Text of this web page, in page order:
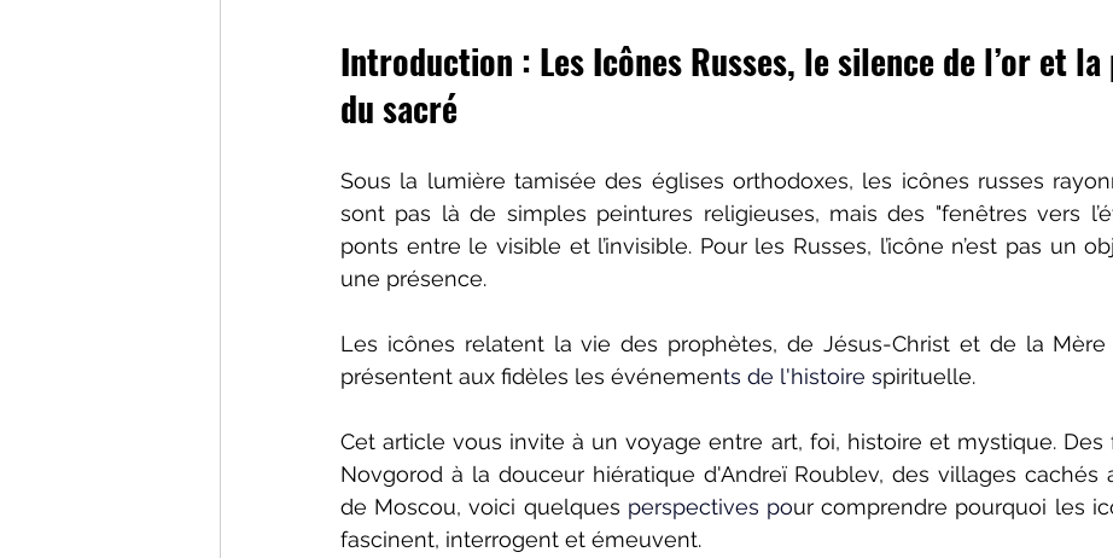
Introduction : Les Icônes Russes, le silence de l’or et
du sacré
Sous la lumière tamisée des églises orthodoxes, les icônes russes
sont pas là de simples peintures religieuses, mais des "fenêtres vers
ponts entre le visible et l’invisible. Pour les Russes, l’icône n’est pas un
une présence.
Les icônes relatent la vie des prophètes, de Jésus-Christ et de la
présentent aux fidèles les événements de l'histoire spirituelle.
Cet article vous invite à un voyage entre art, foi, histoire et mystique. Des
Novgorod à la douceur hiératique d'Andreï Roublev, des villages cachés
de Moscou, voici quelques perspectives pour comprendre pourquoi les
fascinent, interrogent et émeuvent.